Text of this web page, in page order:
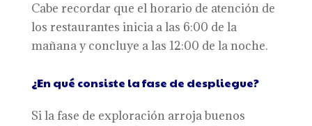
Cabe recordar que el horario de atención de
los restaurantes inicia a las 6:00 de la
mañana y concluye a las 12:00 de la noche.
¿En qué consiste la fase de despliegue?
Si la fase de exploración arroja buenos